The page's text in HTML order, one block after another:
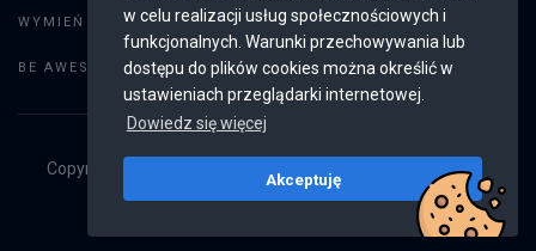
w celu realizacji usług społecznościowych i
funkcjonalnych. Warunki przechowywania lub
dostępu do plików cookies można określić w
ustawieniach przeglądarki internetowej.
Dowiedz się więcej
Akceptuję
WYMIEŃ GRY: Dodaj ogłoszenie
BE AWESOME: Weryfikacja konta
Copyright © 2019 - 2026
Wszystkie prawa
v2.8.4